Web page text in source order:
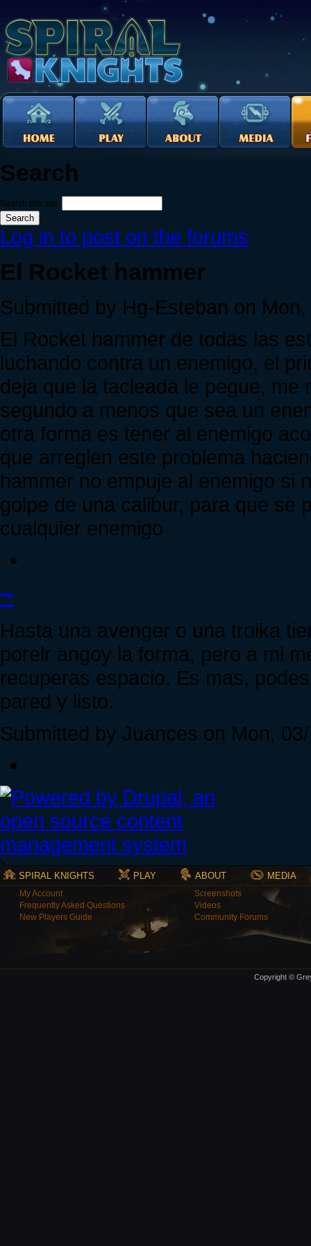
Search
Search this site:
Log in to post on the forums
El Rocket hammer
Submitted by Hg-Esteban on
El Rocket hammer de todas las
luchando contra un enemigo, el
deja que la tacleada le pegue,
segundo a menos que sea un
otra forma es tener al enemigo
que arreglen este problema
hammer no empuje al enemigo si
golpe de una calibur, para que se
cualquier enemigo
~
Hasta una avenger o una troika
porelr angoy la forma, pero a mi
recuperas espacio. Es mas,
pared y listo.
Submitted by Juances on Mon,
SPIRAL KNIGHTS PLAY ABOUT MEDIA
My Account
Frequently Asked Questions
New Players Guide
Screenshots
Videos
Community Forums
Copyright ©